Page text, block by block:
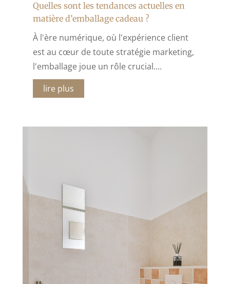
Quelles sont les tendances actuelles en
matière d’emballage cadeau ?
À l'ère numérique, où l'expérience client
est au cœur de toute stratégie marketing,
l'emballage joue un rôle crucial....
lire plus